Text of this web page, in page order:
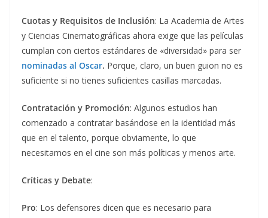
Cuotas y Requisitos de Inclusión: La Academia de Artes
y Ciencias Cinematográficas ahora exige que las películas
cumplan con ciertos estándares de «diversidad» para ser
nominadas al Oscar. Porque, claro, un buen guion no es
suficiente si no tienes suficientes casillas marcadas.
Contratación y Promoción: Algunos estudios han
comenzado a contratar basándose en la identidad más
que en el talento, porque obviamente, lo que
necesitamos en el cine son más políticas y menos arte.
Críticas y Debate:
Pro: Los defensores dicen que es necesario para